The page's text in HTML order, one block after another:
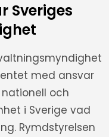
Sveriges
med ansvar
och
i Sverige vad
Rymdstyrelsen